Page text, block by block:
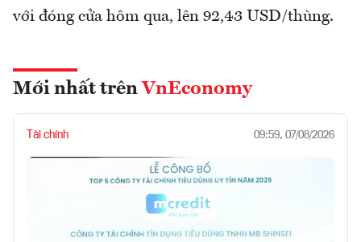
với đóng cửa hôm qua, lên 92,43 USD/thùng.
Mới nhất trên VnEconomy
Tài chính 09:59, 07/08/2026